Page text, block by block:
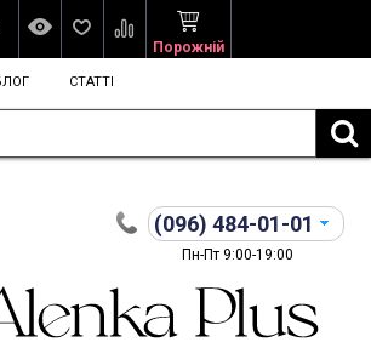
Порожній
СТАТТІ
(096) 484-01-01
Пн-Пт 9:00-19:00